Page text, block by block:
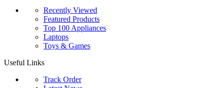
Recently Viewed
Featured Products
Top 100 Appliances
Laptops
Toys & Games
Useful Links
Track Order